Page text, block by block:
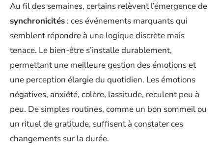
Au fil des semaines, certains relèvent l’émergence de
synchronicités : ces événements marquants qui
semblent répondre à une logique discrète mais
tenace. Le bien-être s’installe durablement,
permettant une meilleure gestion des émotions et
une perception élargie du quotidien. Les émotions
négatives, anxiété, colère, lassitude, reculent peu à
peu. De simples routines, comme un bon sommeil ou
un rituel de gratitude, suffisent à constater ces
changements sur la durée.